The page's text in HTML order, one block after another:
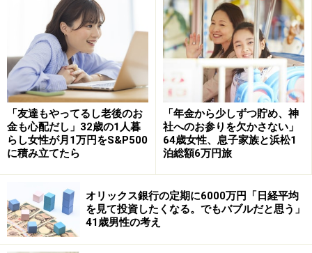
「今さら転職は無理。窓際族と言われても
しがみつくしかない」
今の仕事内容にボーナス額が見合っているかとの問いに
は、「見合っている」とノリノリさん。
その理由として「地方の個人病院で仕事内容としてはか
なり楽である。今さら転職は無理なので、窓際族と言わ
れてもいいので今の職場にしがみつくしかないと思って
いる。ボーナスがなければ職場を去るだけであるが」と
職場の同僚とボーナスの話題になることはないそうで、
「個別の雇用契約のためそれぞれ査定も違う。地方の個
「友達もやってるし老後のお
金も心配だし」32歳の1人暮
らし女性が月1万円をS&P500
に積み立てたら
「年金から少しずつ貯め、神
社へのお参りを欠かさない」
64歳女性、息子家族と浜松1
泊総額6万円旅
オリックス銀行の定期に6000万円「日経平均
を見て投資したくなる。でもバブルだと思う」
41歳男性の考え